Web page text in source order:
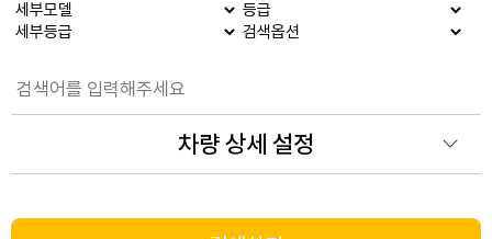
차량 상세 설정